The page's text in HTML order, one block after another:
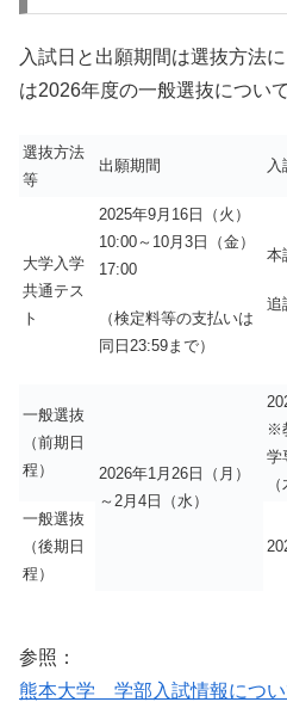
入試日と出願期間は選抜方法
は2026年度の一般選抜につい
選抜方法
等
出願期間 入
大学入学
共通テス
ト
2025年9月16日（火）
10:00～10月3日（金）
17:00
（検定料等の支払いは
同日23:59まで）
本
追
一般選抜
（前期日
程）
2026年1月26日（月）
～2月4日（水）
※
学
一般選抜
（後期日
程）
参照：
熊本大学 学部入試情報につい